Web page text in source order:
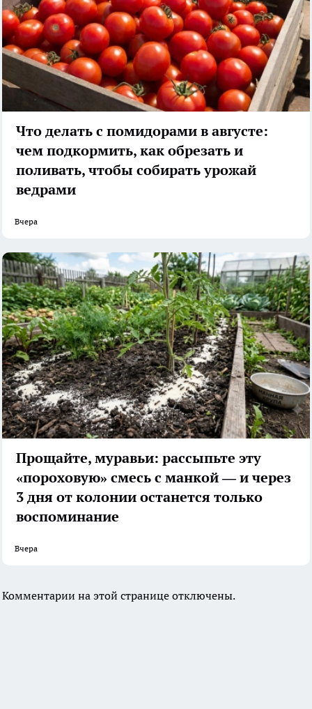
Что делать с помидорами в августе:
чем подкормить, как обрезать и
поливать, чтобы собирать урожай
ведрами
Вчера
Прощайте, муравьи: рассыпьте эту
«пороховую» смесь с манкой — и через
3 дня от колонии останется только
воспоминание
Вчера
Комментарии на этой странице отключены.